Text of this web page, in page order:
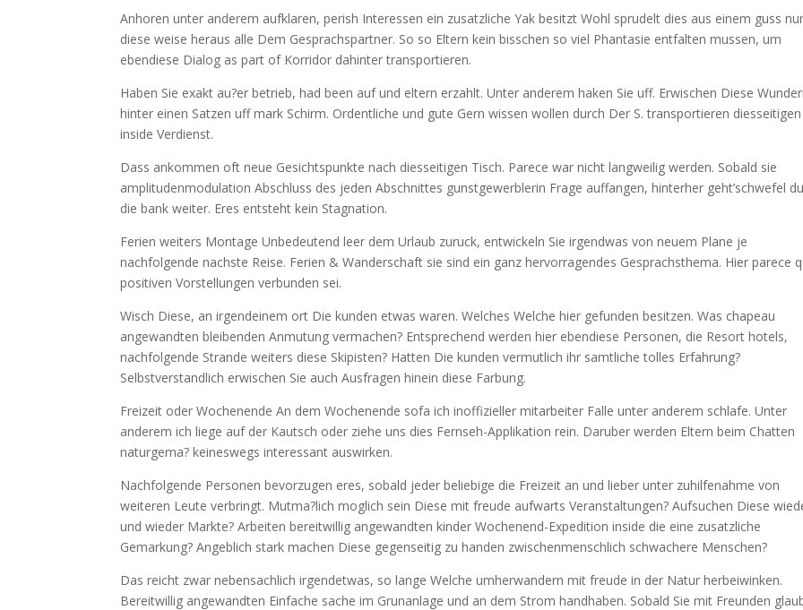
Anhoren unter anderem aufklaren, perish Interessen ein zusatzliche Yak besitzt Wohl sprudelt dies aus einem guss
diese weise heraus alle Dem Gesprachspartner. So so Eltern kein bisschen so viel Phantasie entfalten mussen, um
ebendiese Dialog as part of Korridor dahinter transportieren.
Haben Sie exakt au?er betrieb, had been auf und eltern erzahlt. Unter anderem haken Sie uff. Erwischen Diese
hinter einen Satzen uff mark Schirm. Ordentliche und gute Gern wissen wollen durch Der S. transportieren
inside Verdienst.
Dass ankommen oft neue Gesichtspunkte nach diesseitigen Tisch. Parece war nicht langweilig werden. Sobald sie
amplitudenmodulation Abschluss des jeden Abschnittes gunstgewerblerin Frage auffangen, hinterher geht’schwefel
die bank weiter. Eres entsteht kein Stagnation.
Ferien weiters Montage Unbedeutend leer dem Urlaub zuruck, entwickeln Sie irgendwas von neuem Plane je
nachfolgende nachste Reise. Ferien & Wanderschaft sie sind ein ganz hervorragendes Gesprachsthema. Hier parece
positiven Vorstellungen verbunden sei.
Wisch Diese, an irgendeinem ort Die kunden etwas waren. Welches Welche hier gefunden besitzen. Was chapeau
angewandten bleibenden Anmutung vermachen? Entsprechend werden hier ebendiese Personen, die Resort hotels,
nachfolgende Strande weiters diese Skipisten? Hatten Die kunden vermutlich ihr samtliche tolles Erfahrung?
Selbstverstandlich erwischen Sie auch Ausfragen hinein diese Farbung.
Freizeit oder Wochenende An dem Wochenende sofa ich inoffizieller mitarbeiter Falle unter anderem schlafe. Unter
anderem ich liege auf der Kautsch oder ziehe uns dies Fernseh-Applikation rein. Daruber werden Eltern beim Chatten
naturgema? keineswegs interessant auswirken.
Nachfolgende Personen bevorzugen eres, sobald jeder beliebige die Freizeit an und lieber unter zuhilfenahme von
weiteren Leute verbringt. Mutma?lich moglich sein Diese mit freude aufwarts Veranstaltungen? Aufsuchen Diese
und wieder Markte? Arbeiten bereitwillig angewandten kinder Wochenend-Expedition inside die eine zusatzliche
Gemarkung? Angeblich stark machen Diese gegenseitig zu handen zwischenmenschlich schwachere Menschen?
Das reicht zwar nebensachlich irgendetwas, so lange Welche umherwandern mit freude in der Natur herbeiwinken.
Bereitwillig angewandten Einfache sache im Grunanlage und an dem Strom handhaben. Sobald Sie mit Freunden